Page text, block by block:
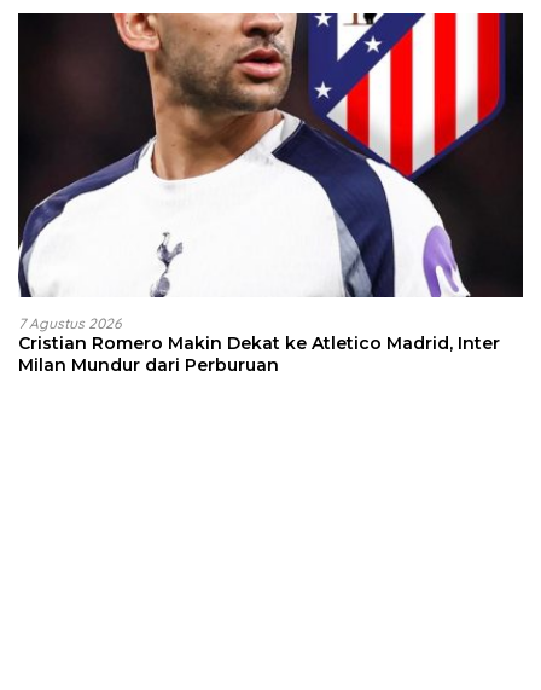
7 Agustus 2026
Cristian Romero Makin Dekat ke Atletico Madrid, Inter
Milan Mundur dari Perburuan